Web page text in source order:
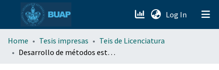
Log In (current)
menu.section.about_menu
Home Tesis impresas
Teis de Licenciatura
Desarrollo de métodos estadísticos para mejorar la calidad en un proceso de producción de acceso de mármol cultivado